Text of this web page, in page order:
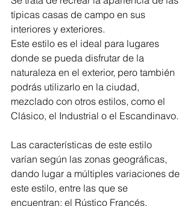
típicas casas de campo en sus
interiores y exteriores.
Este estilo es el ideal para lugares
donde se pueda disfrutar de la
naturaleza en el exterior, pero también
podrás utilizarlo en la ciudad,
mezclado con otros estilos, como el
Clásico, el Industrial o el Escandinavo.
Las características de este estilo
varían según las zonas geográficas,
dando lugar a múltiples variaciones de
este estilo, entre las que se
encuentran: el Rústico Francés,